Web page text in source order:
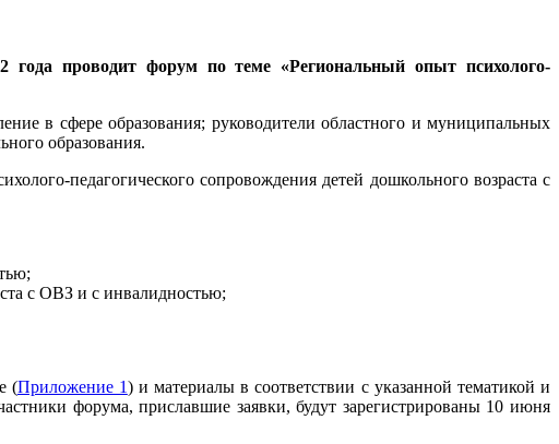
проводит форум по теме «Региональный опыт психолого-
в сфере образования; руководители областного и муниципальных
образования.
педагогического сопровождения детей дошкольного возраста с
с ОВЗ и с инвалидностью;
(Приложение 1) и материалы в соответствии с указанной тематикой и
форума, приславшие заявки, будут зарегистрированы 10 июня